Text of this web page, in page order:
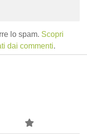
lo spam. Scopri
dai commenti.